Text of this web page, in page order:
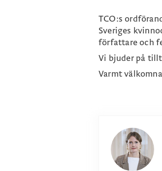
TCO:s
Sveriges
författare och
Vi bjuder på
Varmt